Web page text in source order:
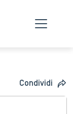
Condividi